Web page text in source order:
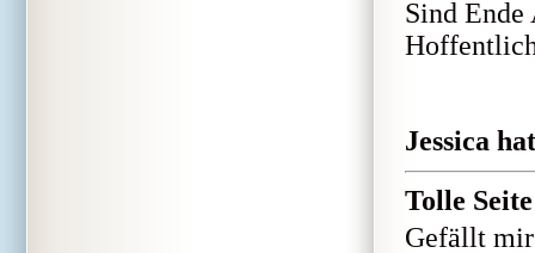
Sind
Jessica
Tolle
Gefällt